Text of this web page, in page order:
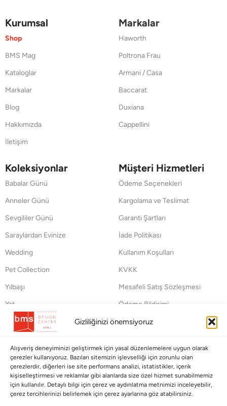
Gizliliğinizi önemsiyoruz
Alışveriş deneyiminizi geliştirmek için yasal düzenlemelere uygun olarak
çerezler kullanıyoruz. Bazıları sitemizin işlevselliği için zorunlu olan
çerezlerdir, diğerleri ise site performans analizi, istatistikler, içerik
kişiselleştirmesi ve reklamlar gibi alanlarda size özel hizmet sunabilmemiz
için kullanılır. Detaylı bilgi için çerez ve aydınlatma metnimizi inceleyebilir,
çerez tercihlerinizi belirlemek için çerez ayarlarına göz atabilirsiniz.
Kurumsal
Shop
BMS Mag
Kataloglar
Markalar
Blog
Hakkımızda
İletişim
Markalar
Haworth
Poltrona Frau
Armani / Casa
Baccarat
Duxiana
Cappellini
Koleksiyonlar
Babalar Günü
Anneler Günü
Sevgililer Günü
Saraylardan Evinize
Wedding
Pet Collection
Yılbaşı
Yat
Müşteri Hizmetleri
Ödeme Seçenekleri
Kargolama ve Teslimat
Garanti Şartları
İade Politikası
Kullanım Koşulları
KVKK
Mesafeli Satış Sözleşmesi
Ödeme Bildirimi
Hata Bildirim Formu
BÜLTENİMİZE ABONE OLUN
Kayıt olun ve fırsatlardan ilk siz yararlanın!
Bültenimize Abone Olun